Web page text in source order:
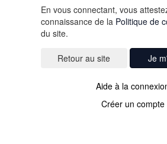
En vous connectant, vous
connaissance de la Politique de
du site.
Je
Aide à la
Créer un compte